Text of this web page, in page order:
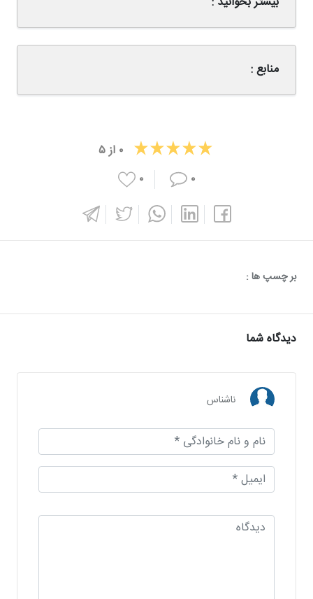
منابع :
۰ از۵
۰
۰
بر چسپ ها :
دیدگاه شما
ناشناس